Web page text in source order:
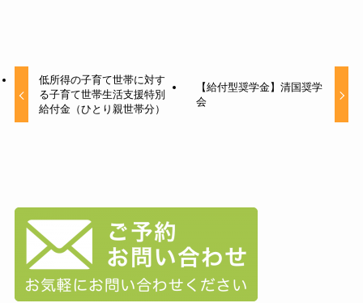
低所得の子育て世帯に対す
る子育て世帯生活支援特別
給付金（ひとり親世帯分）
【給付型奨学金】清国奨学
会